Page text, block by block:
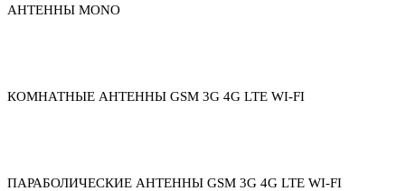
АНТЕННЫ MONO
КОМНАТНЫЕ АНТЕННЫ GSM 3G 4G LTE WI-FI
ПАРАБОЛИЧЕСКИЕ АНТЕННЫ GSM 3G 4G LTE WI-FI